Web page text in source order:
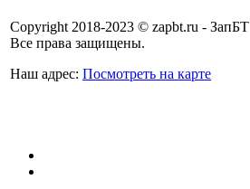
Copyright 2018-2023 © zapbt.ru - ЗапБТ
Все права защищены.
Наш адрес: Посмотреть на карте